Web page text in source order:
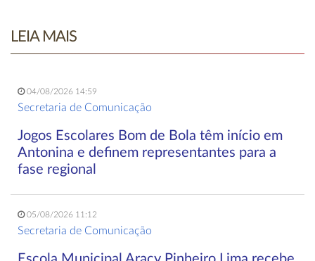
LEIA MAIS
04/08/2026 14:59
Secretaria de Comunicação
Jogos Escolares Bom de Bola têm início em
Antonina e definem representantes para a
fase regional
05/08/2026 11:12
Secretaria de Comunicação